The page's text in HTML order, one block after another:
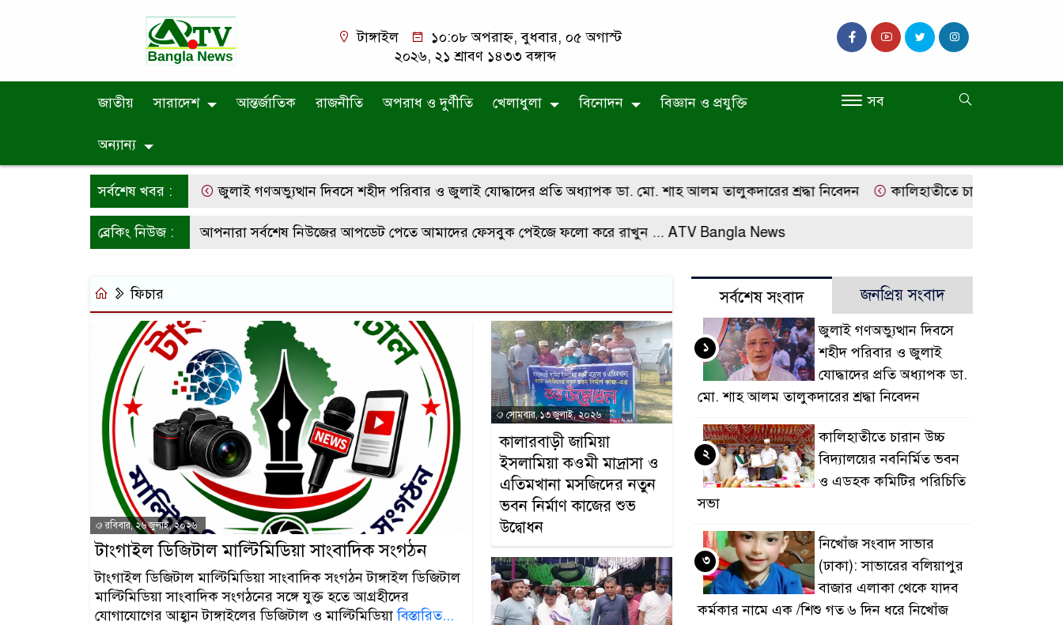
টাঙ্গাইল
১০:০৮ অপরাহ্ন, বুধবার, ০৫ অগাস্ট
২০২৬, ২১ শ্রাবণ ১৪৩৩ বঙ্গাব্দ
জাতীয় সারাদেশ আন্তর্জাতিক রাজনীতি অপরাধ ও দুর্ণীতি খেলাধুলা বিনোদন বিজ্ঞান ও প্রযুক্তি
অন্যান্য
সব
সর্বশেষ খবর : জুলাই গণঅভ্যুত্থান দিবসে শহীদ পরিবার ও জুলাই যোদ্ধাদের প্রতি অধ্যাপক ডা. মো. শাহ আলম তালুকদারের শ্রদ্ধা নিবেদন কালিহাতীতে চারান উচ্চ
ব্রেকিং নিউজ :আপনারা সর্বশেষ নিউজের আপডেট পেতে আমাদের ফেসবুক পেইজে ফলো করে রাখুন ...ATV Bangla News
ফিচার
রবিবার, ২৬ জুলাই, ২০২৬
টাংগাইল ডিজিটাল মাল্টিমিডিয়া সাংবাদিক সংগঠন
টাংগাইল ডিজিটাল মাল্টিমিডিয়া সাংবাদিক সংগঠন টাঙ্গাইল ডিজিটাল
মাল্টিমিডিয়া সাংবাদিক সংগঠনের সঙ্গে যুক্ত হতে আগ্রহীদের
যোগাযোগের আহ্বান টাঙ্গাইলের ডিজিটাল ও মাল্টিমিডিয়াবিস্তারিত...
সোমবার, ১৩ জুলাই, ২০২৬
কালারবাড়ী জামিয়া
ইসলামিয়া কওমী মাদ্রাসা ও
এতিমখানা মসজিদের নতুন
ভবন নির্মাণ কাজের শুভ
উদ্বোধন
সর্বশেষ সংবাদ জনপ্রিয় সংবাদ
জুলাই গণঅভ্যুত্থান দিবসে
শহীদ পরিবার ও জুলাই
যোদ্ধাদের প্রতি অধ্যাপক ডা.
মো. শাহ আলম তালুকদারের শ্রদ্ধা নিবেদন
১
কালিহাতীতে চারান উচ্চ
বিদ্যালয়ের নবনির্মিত ভবন
ও এডহক কমিটির পরিচিতি
সভা
২
নিখোঁজ সংবাদ সাভার
(ঢাকা): সাভারের বলিয়াপুর
বাজার এলাকা থেকে যাদব
কর্মকার নামে এক /শিশু গত ৬ দিন ধরে নিখোঁজ
৩